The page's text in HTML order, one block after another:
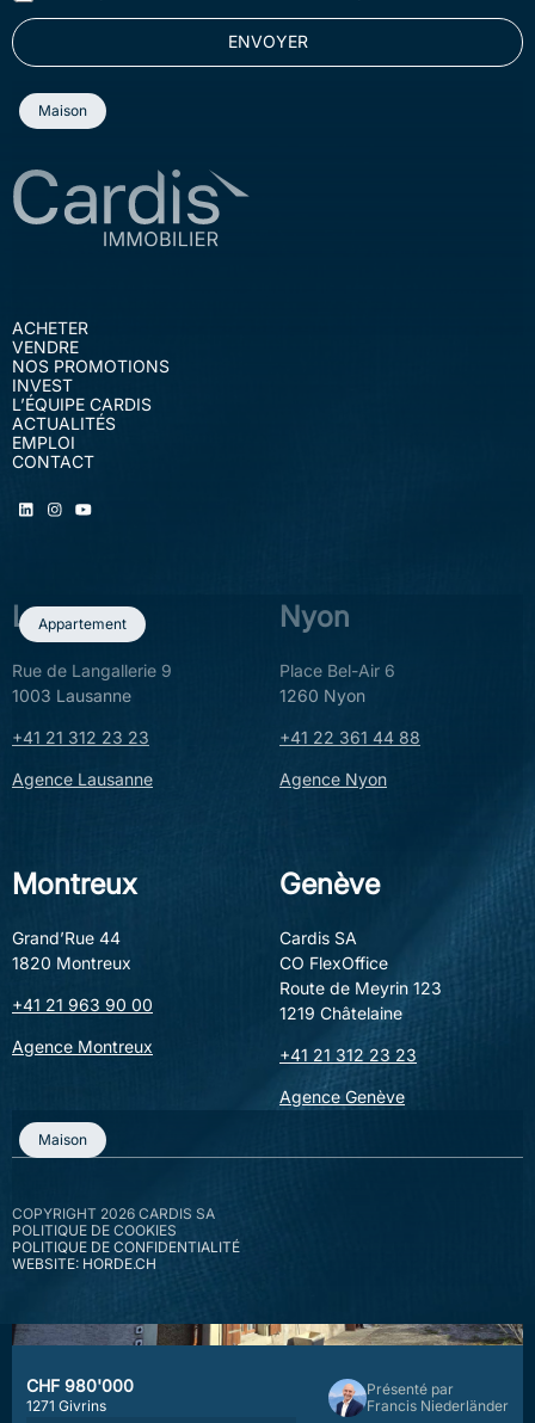
Par Francis Niederländer
Maison
CHF 3'350'000
Appartement
1884 Villars-sur-Ollon
Présenté par
Francis Niederländer
5.5 PIÈCES 4 CHAMBRES 5 SALLES D'EAU
Maison
1271 Givrins
CHF 980'000
Présenté par
Francis Niederländer
*
m
a
C
*
U
*
ENVOYER
ACHETER
VENDRE
NOS PROMOTIONS
INVEST
L’ÉQUIPE CARDIS
ACTUALITÉS
EMPLOI
CONTACT
Lausanne
Rue de Langallerie 9
1003 Lausanne
+41 21 312 23 23
Agence Lausanne
Nyon
Place Bel-Air 6
1260 Nyon
+41 22 361 44 88
Agence Nyon
Montreux
Grand’Rue 44
1820 Montreux
+41 21 963 90 00
Agence Montreux
Genève
Cardis SA
CO FlexOffice
Route de Meyrin 123
1219 Châtelaine
+41 21 312 23 23
Agence Genève
COPYRIGHT 2026 CARDIS SA
POLITIQUE DE COOKIES
POLITIQUE DE CONFIDENTIALITÉ
WEBSITE: HORDE.CH